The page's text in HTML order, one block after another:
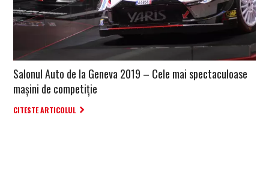
Salonul Auto de la Geneva 2019 – Cele mai spectaculoase
mașini de competiție
CITESTE ARTICOLUL